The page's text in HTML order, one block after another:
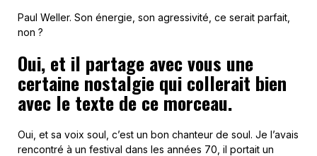
Paul Weller. Son énergie, son agressivité, ce serait parfait,
non ?
Oui, et il partage avec vous une
certaine nostalgie qui collerait bien
avec le texte de ce morceau.
Oui, et sa voix soul, c’est un bon chanteur de soul. Je l’avais
rencontré à un festival dans les années 70, il portait un